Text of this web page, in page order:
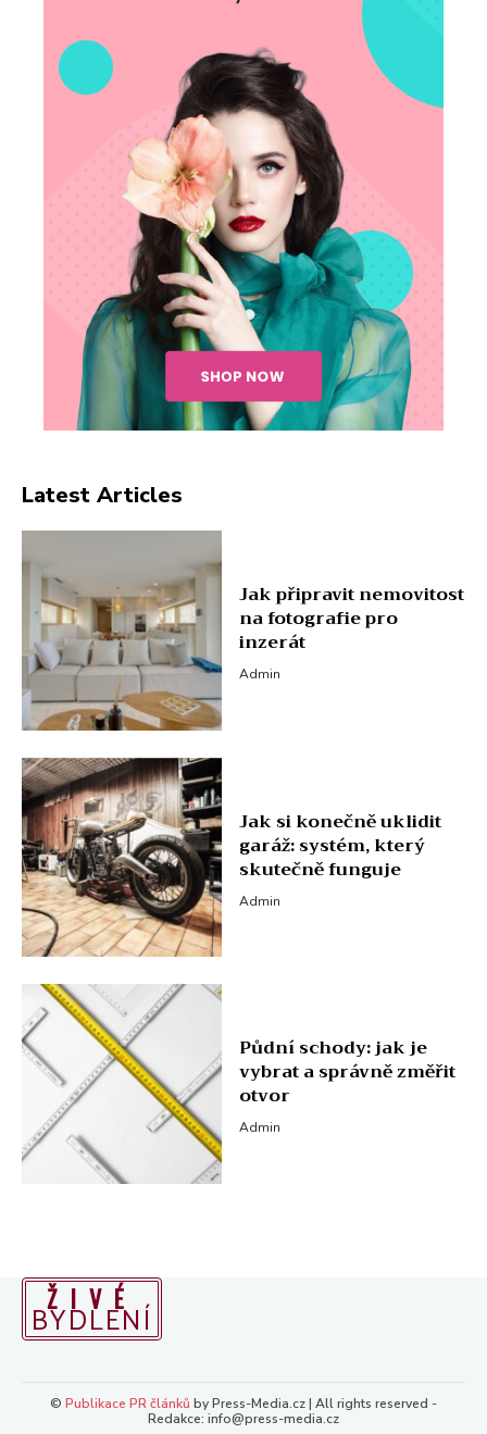
Latest Articles
Jak připravit nemovitost
na fotografie pro
inzerát
Admin
Jak si konečně uklidit
garáž: systém, který
skutečně funguje
Admin
Půdní schody: jak je
vybrat a správně změřit
otvor
Admin
ŽIVÉ
BYDLENÍ
© Publikace PR článků by Press-Media.cz | All rights reserved -
Redakce: info@press-media.cz